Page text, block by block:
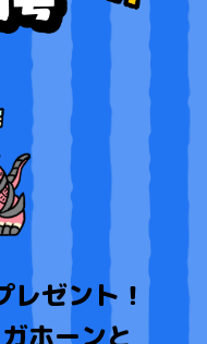
ゼント！
ホーンと